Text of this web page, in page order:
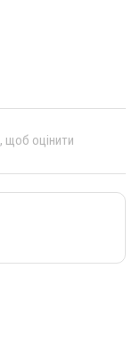
, щоб оцінити